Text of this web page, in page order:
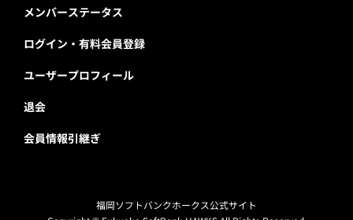
メンバーステータス
ログイン・有料会員登録
ユーザープロフィール
退会
会員情報引継ぎ
福岡ソフトバンクホークス公式サイト